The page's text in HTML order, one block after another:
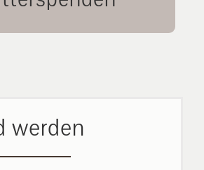
Eichhörnchen.
werden